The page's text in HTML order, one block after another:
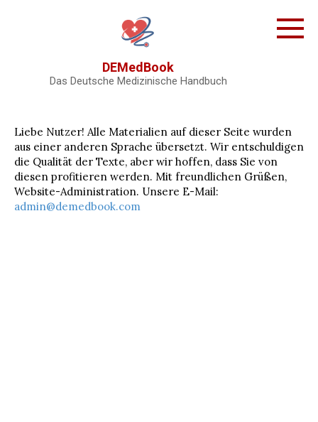
DEMedBook
Das Deutsche Medizinische Handbuch
Liebe Nutzer! Alle Materialien auf dieser Seite wurden
aus einer anderen Sprache übersetzt. Wir entschuldigen
die Qualität der Texte, aber wir hoffen, dass Sie von
diesen profitieren werden. Mit freundlichen Grüßen,
Website-Administration. Unsere E-Mail:
admin@demedbook.com